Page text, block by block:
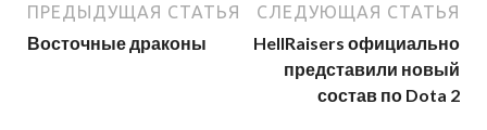
ПРЕДЫДУЩАЯ СТАТЬЯ
Восточные драконы
СЛЕДУЮЩАЯ СТАТЬЯ
HellRaisers официально
представили новый
состав по Dota 2